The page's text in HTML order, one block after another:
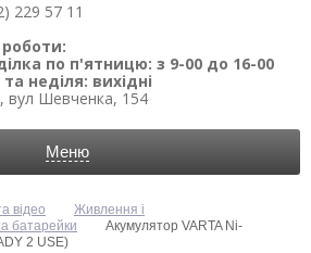
229 57 11
по п'ятницю: з 9-00 до 16-00
неділя: вихідні
вул Шевченка, 154
Меню
відео
Живлення і
батарейки
Акумулятор VARTA Ni-
2 USE)